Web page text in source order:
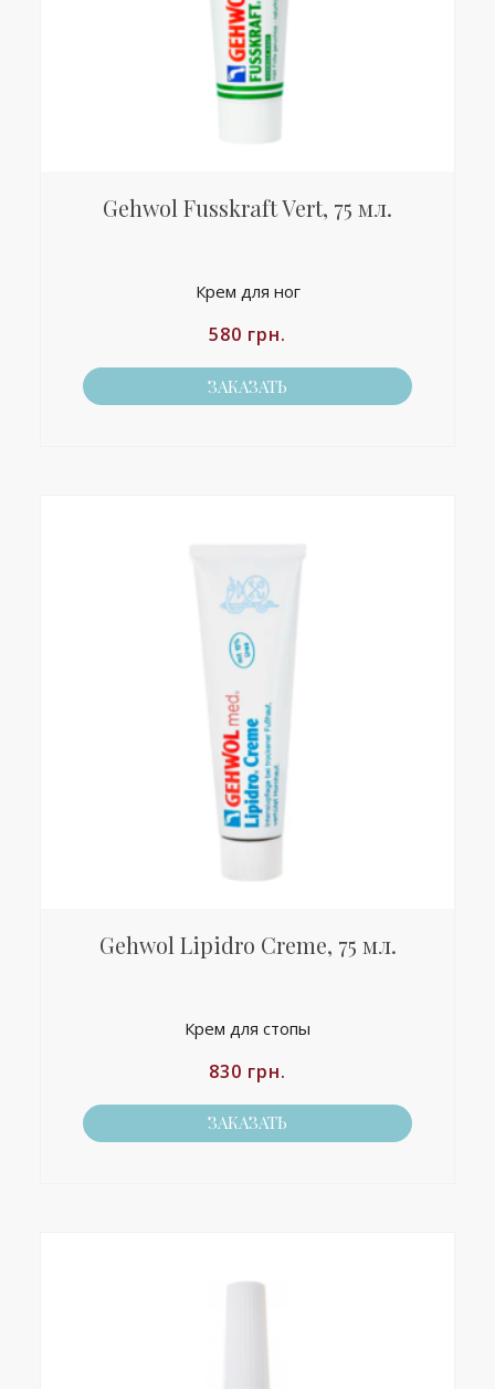
Gehwol Fusskraft Vert, 75 мл.
Крем для ног
580 грн.
ЗАКАЗАТЬ
Gehwol Lipidro Creme, 75 мл.
Крем для стопы
830 грн.
ЗАКАЗАТЬ